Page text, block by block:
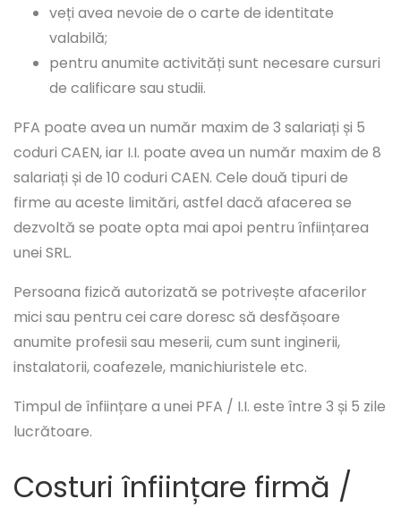
veți avea nevoie de o carte de identitate
valabilă;
pentru anumite activități sunt necesare cursuri
de calificare sau studii.
PFA poate avea un număr maxim de 3 salariați și 5
coduri CAEN, iar I.I. poate avea un număr maxim de 8
salariați și de 10 coduri CAEN. Cele două tipuri de
firme au aceste limitări, astfel dacă afacerea se
dezvoltă se poate opta mai apoi pentru înființarea
unei SRL.
Persoana fizică autorizată se potrivește afacerilor
mici sau pentru cei care doresc să desfășoare
anumite profesii sau meserii, cum sunt inginerii,
instalatorii, coafezele, manichiuristele etc.
Timpul de înființare a unei PFA / I.I. este între 3 și 5 zile
lucrătoare.
Costuri înființare firmă /